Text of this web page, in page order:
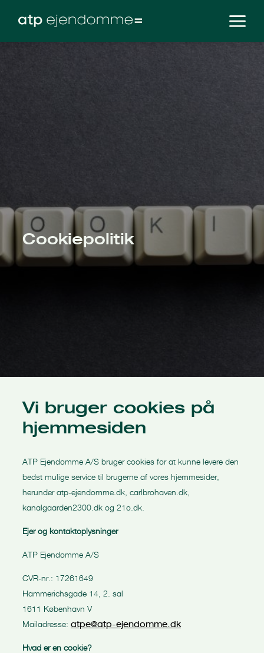
Cookiepolitik
Vi bruger cookies på
hjemmesiden
ATP Ejendomme A/S bruger cookies for at kunne levere den
bedst mulige service til brugerne af vores hjemmesider,
herunder atp-ejendomme.dk, carlbrohaven.dk,
kanalgaarden2300.dk og 21o.dk.
Ejer og kontaktoplysninger
ATP Ejendomme A/S
CVR-nr.: 17261649
Hammerichsgade 14, 2. sal
1611 København V
Mailadresse: atpe@atp-ejendomme.dk
Hvad er en cookie?